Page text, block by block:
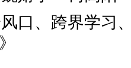
风口、跨界学